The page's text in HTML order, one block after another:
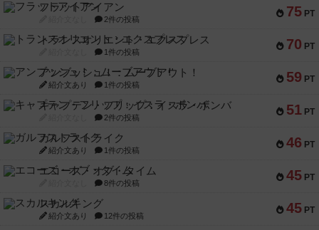
75 PT
フラットアイアン
2件の投稿
70 PT
トランスオリエント・エクスプレス
1件の投稿
59 PT
アンブッシュ！：ムーブアウト！
紹介文あり 1件の投稿
51 PT
キャプテン・フリップ：イスラ・ボンバ
2件の投稿
46 PT
ガルフストライク
紹介文あり 1件の投稿
45 PT
エコーズ・オブ・タイム
8件の投稿
45 PT
スカルキング
紹介文あり 12件の投稿